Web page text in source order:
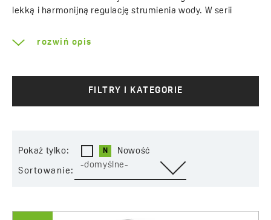
lekką i harmonijną regulację strumienia wody. W serii
wersjach: chromowej i czarnej – z wylewką w kształcie
stałym, a deszczowym.
rozwiń opis
FILTRY I KATEGORIE
Pokaż tylko: Nowość
Sortowanie:
-domyślne-